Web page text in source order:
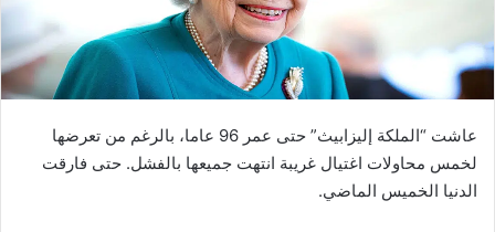
عاشت “الملكة إليزابيث” حتى عمر 96 عاما، بالرغم من تعرضها
لخمس محاولات اغتيال غريبة انتهت جميعها بالفشل. حتى فارقت
الدنيا الخميس الماضي.